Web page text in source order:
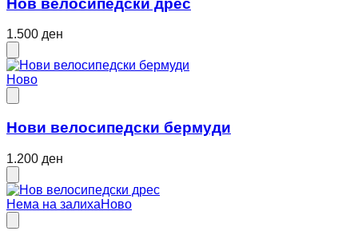
1.500 ден
Ново
Нови велосипедски бермуди
1.200 ден
Нема на залихаНово